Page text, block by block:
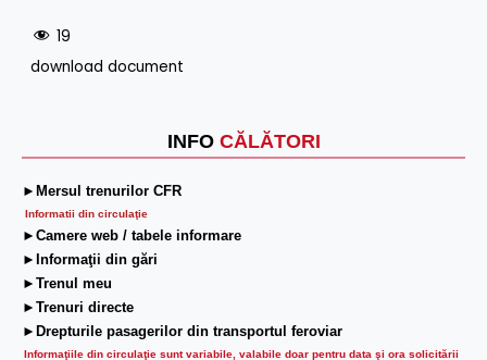
INFO CĂLĂTORI
►Mersul trenurilor CFR
Informatii din circulaţie
►Camere web / tabele informare
►Informaţii din gări
►Trenul meu
►Trenuri directe
►Drepturile pasagerilor din transportul feroviar
Informaţiile din circulaţie sunt variabile, valabile doar pentru data şi ora solicitării
19
download document